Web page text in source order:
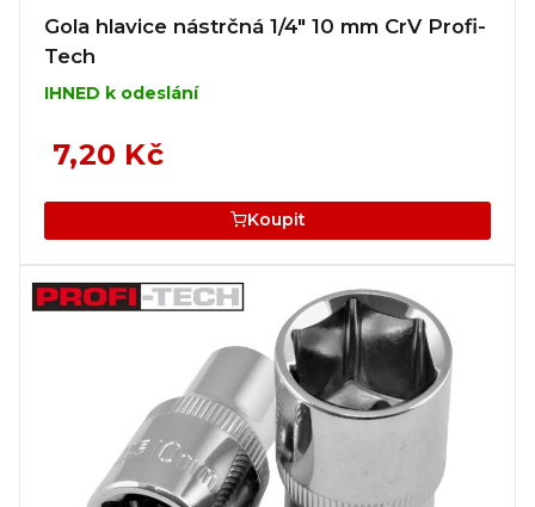
Gola hlavice nástrčná 1/4" 10 mm CrV Profi-
Tech
IHNED k odeslání
7,20 Kč
Koupit